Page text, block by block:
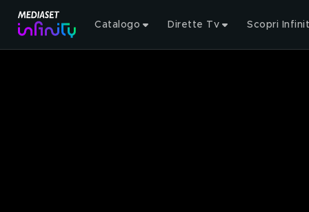
Catalogo Dirette Tv Scopri